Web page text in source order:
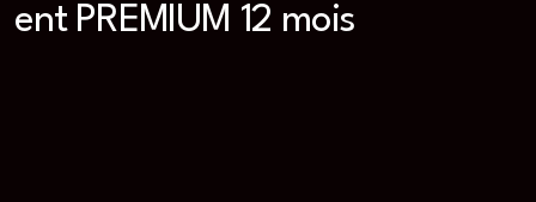
ent PREMIUM 12 mois